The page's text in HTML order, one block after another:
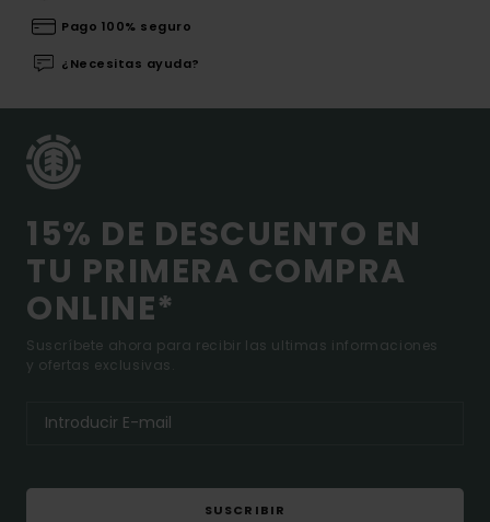
Pago 100% seguro
¿Necesitas ayuda?
15% DE DESCUENTO EN
TU PRIMERA COMPRA
ONLINE*
Suscríbete ahora para recibir las ultimas informaciones
y ofertas exclusivas.
SUSCRIBIR